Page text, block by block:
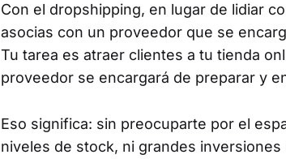
Con el dropshipping, en lugar de lidiar
asocias con un proveedor que se
Tu tarea es atraer clientes a tu tienda
proveedor se encargará de preparar y
Eso significa: sin preocuparte por el
niveles de stock, ni grandes